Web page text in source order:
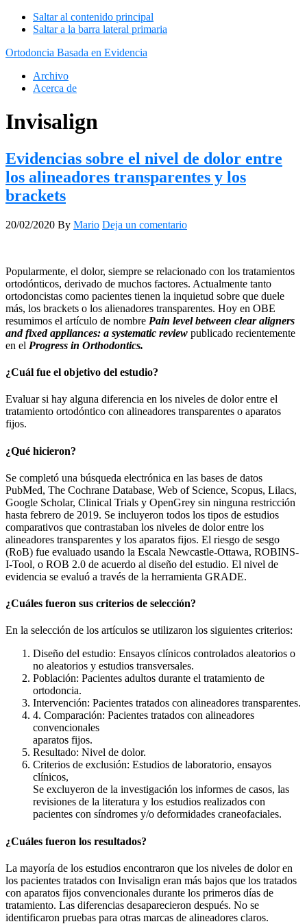
Saltar al contenido principal
Saltar a la barra lateral primaria
Ortodoncia Basada en Evidencia
Archivo
Acerca de
Invisalign
Evidencias sobre el nivel de dolor entre
los alineadores transparentes y los
brackets
20/02/2020 By Mario Deja un comentario
Popularmente, el dolor, siempre se relacionado con los tratamientos
ortodónticos, derivado de muchos factores. Actualmente tanto
ortodoncistas como pacientes tienen la inquietud sobre que duele
más, los brackets o los alienadores transparentes. Hoy en OBE
resumimos el artículo de nombre Pain level between clear aligners
and fixed appliances: a systematic review publicado recientemente
en el Progress in Orthodontics.
¿Cuál fue el objetivo del estudio?
Evaluar si hay alguna diferencia en los niveles de dolor entre el
tratamiento ortodóntico con alineadores transparentes o aparatos
fijos.
¿Qué hicieron?
Se completó una búsqueda electrónica en las bases de datos
PubMed, The Cochrane Database, Web of Science, Scopus, Lilacs,
Google Scholar, Clinical Trials y OpenGrey sin ninguna restricción
hasta febrero de 2019. Se incluyeron todos los tipos de estudios
comparativos que contrastaban los niveles de dolor entre los
alineadores transparentes y los aparatos fijos. El riesgo de sesgo
(RoB) fue evaluado usando la Escala Newcastle-Ottawa, ROBINS-
I-Tool, o ROB 2.0 de acuerdo al diseño del estudio. El nivel de
evidencia se evaluó a través de la herramienta GRADE.
¿Cuáles fueron sus criterios de selección?
En la selección de los artículos se utilizaron los siguientes criterios:
Diseño del estudio: Ensayos clínicos controlados aleatorios o
no aleatorios y estudios transversales.
Población: Pacientes adultos durante el tratamiento de
ortodoncia.
Intervención: Pacientes tratados con alineadores transparentes.
4. Comparación: Pacientes tratados con alineadores
convencionales
aparatos fijos.
Resultado: Nivel de dolor.
Criterios de exclusión: Estudios de laboratorio, ensayos
clínicos,
Se excluyeron de la investigación los informes de casos, las
revisiones de la literatura y los estudios realizados con
pacientes con síndromes y/o deformidades craneofaciales.
¿Cuáles fueron los resultados?
La mayoría de los estudios encontraron que los niveles de dolor en
los pacientes tratados con Invisalign eran más bajos que los tratados
con aparatos fijos convencionales durante los primeros días de
tratamiento. Las diferencias desaparecieron después. No se
identificaron pruebas para otras marcas de alineadores claros.